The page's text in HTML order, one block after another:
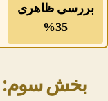
بررسی ظاهری
35%
بخش سوم: